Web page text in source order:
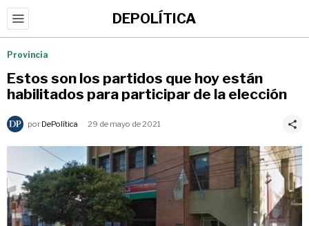
DEPOLÍTICA
Provincia
Estos son los partidos que hoy están
habilitados para participar de la elección
por DePolítica 29 de mayo de 2021